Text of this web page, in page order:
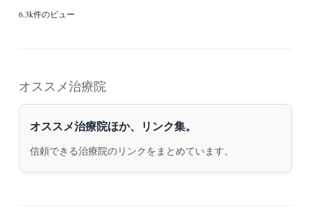
6.3k件のビュー
オススメ治療院
オススメ治療院ほか、リンク集。
信頼できる治療院のリンクをまとめています。